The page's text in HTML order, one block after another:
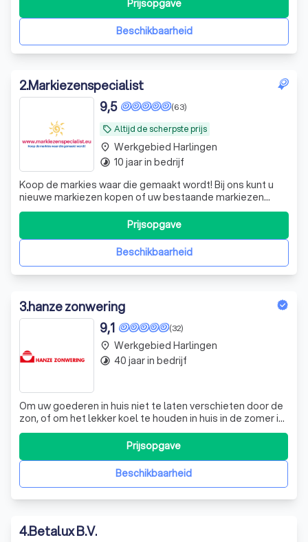
zonder dat dit ten koste gaat van de kwaliteit. Zonwering
aan Huis levert uitsluiteBeschikbaarheid
Prijsopgave
2.Markiezenspecialist
local_offer Altijd de scherpste prijs
(63)
9,5
Koop de markies waar die gemaakt wordt! Bij ons kunt u
nieuwe markiezen kopen of uw bestaande markiezen
laten herbekleden. Wij komen vrijblijvend bij u thuis,
horeca- of bedrijfspand. Naast het weren van de zon
heeft de markies nog een functie; een verfraaiing van uw
huis door de verschillende kleu
Beschikbaarheid
Prijsopgave
place Werkgebied Harlingen
timelapse 10 jaar in bedrijf
3.hanze zonwering
(32)
9,1
Om uw goederen in huis niet te laten verschieten door de
zon, of om het lekker koel te houden in huis in de zomer is
het vaak handig om buitenzonwering aan te brengen aan
uw huis. Het is een effectieve manier van zonwering.
Daarnaast geeft buitenzonwering uw huis ook nog een
gezelliger karakter. ErBeschikbaarheid
Prijsopgave
place Werkgebied Harlingen
timelapse 40 jaar in bedrijf
4.Betalux B.V.